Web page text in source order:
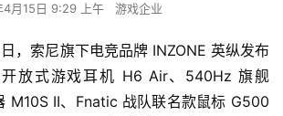
4月15日 9:29 上午 游戏企业
，索尼旗下电竞品牌 INZONE 英纵发布
放式游戏耳机 H6 Air、540Hz 旗舰
M10S II、Fnatic 战队联名款鼠标 G500